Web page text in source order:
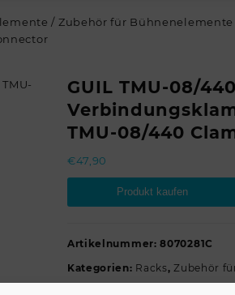
/ Zubehör für Bühnenelemente
GUIL TMU-08/440
TMU-08/440
€47,90
Produkt kaufen
Artikelnummer:8070281C
Kategorien: Racks, Zubehör